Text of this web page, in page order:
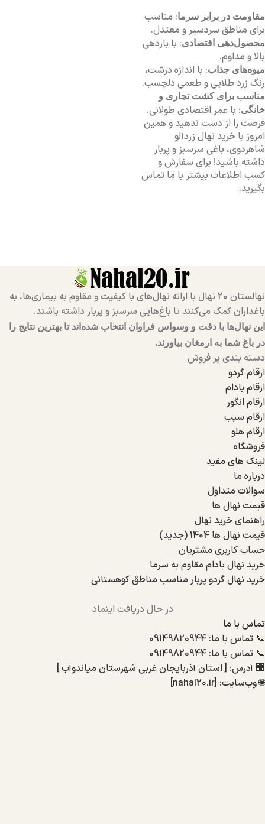
مقاومت در برابر سرما: مناسب
برای مناطق سردسیر و معتدل.
محصول‌دهی اقتصادی: با باردهی
بالا و مداوم.
میوه‌های جذاب: با اندازه درشت،
رنگ زرد طلایی و طعمی دلچسب.
مناسب برای کشت تجاری و
خانگی: با عمر اقتصادی طولانی.
فرصت را از دست ندهید و همین
امروز با خرید نهال زردآلو
شاهردوی، باغی سرسبز و پربار
داشته باشید! برای سفارش و
کسب اطلاعات بیشتر با ما تماس
بگیرید.
نهالستان 20 نهال با ارائه نهال‌های با کیفیت و مقاوم به بیماری‌ها، به
باغداران کمک می‌کنند تا باغ‌هایی سرسبز و پربار داشته باشند.
این نهال‌ها با دقت و وسواس فراوان انتخاب شده‌اند تا بهترین نتایج را
در باغ شما به ارمغان بیاورند.
دسته بندی پر فروش
ارقام گردو
ارقام بادام
ارقام انگور
ارقام سیب
ارقام هلو
فروشگاه
لینک های مفید
درباره ما
سوالات متداول
قیمت نهال ها
راهنمای خرید نهال
قیمت نهال ها 1404 (جدید)
حساب کاربری مشتریان
خرید نهال بادام مقاوم به سرما
خرید نهال گردو پربار مناسب مناطق کوهستانی
در حال دریافت اینماد
تماس با ما
📞 تماس با ما: 09149820944
📞 تماس با ما: 09149820944
🏢 آدرس: [ استان آذربایجان غربی شهرستان میاندوآب ]
🌐 وب‌سایت: [nahal20.ir]